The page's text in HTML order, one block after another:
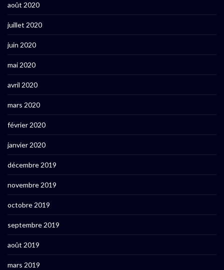
août 2020
juillet 2020
juin 2020
mai 2020
avril 2020
mars 2020
février 2020
janvier 2020
décembre 2019
novembre 2019
octobre 2019
septembre 2019
août 2019
mars 2019